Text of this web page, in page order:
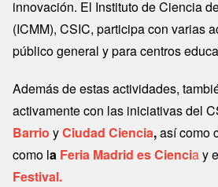
innovación. El Instituto de Ciencia
(ICMM), CSIC, participa con varias
público general y para centros
Además de estas actividades,
activamente con las iniciativas del
Barrio yCiudad Ciencia,así como
como la Feria Madrid es Cienciay
Festival.